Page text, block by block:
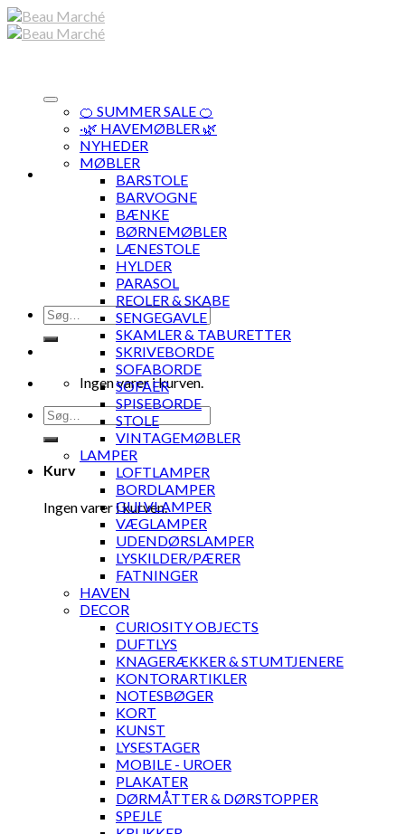
Skip
to
Søg
efter:
Ingen varer i kurven.
Søg
efter:
Kurv
Ingen varer i kurven.
🍊 SUMMER SALE 🍊
·🌿 HAVEMØBLER 🌿
NYHEDER
MØBLER
BARSTOLE
BARVOGNE
BÆNKE
BØRNEMØBLER
LÆNESTOLE
HYLDER
PARASOL
REOLER & SKABE
SENGEGAVLE
SKAMLER & TABURETTER
SKRIVEBORDE
SOFABORDE
SOFAER
SPISEBORDE
STOLE
VINTAGEMØBLER
LAMPER
LOFTLAMPER
BORDLAMPER
GULVLAMPER
VÆGLAMPER
UDENDØRSLAMPER
LYSKILDER/PÆRER
FATNINGER
HAVEN
DECOR
CURIOSITY OBJECTS
DUFTLYS
KNAGERÆKKER & STUMTJENERE
KONTORARTIKLER
NOTESBØGER
KORT
KUNST
LYSESTAGER
MOBILE - UROER
PLAKATER
DØRMÅTTER & DØRSTOPPER
SPEJLE